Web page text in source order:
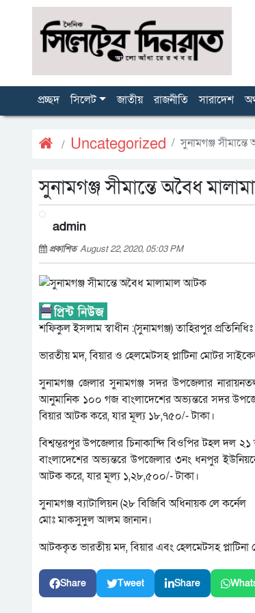
প্রচ্ছদ সিলেট জাতীয় রাজনীতি সারাদেশ
Uncategorized সুনামগঞ্জ
সুনামগঞ্জ সীমান্তে অবৈধ
admin
প্রকাশিতAugust 22, 2020, 05:03 PM
শফিকুল ইসলাম স্বাধীন :(সুনামগঞ্জ) তাহিরপুর প্রতিনিধিঃ
ভারতীয় মদ, বিয়ার ও হেলমেটসহ প্লাটিনা মোটর
সুনামগঞ্জ জেলার সুনামগঞ্জ সদর উপজেলার
আনুমানিক ১০০ গজ বাংলাদেশের অভ্যন্তরে সদর
বিয়ার আটক করে, যার মূল্য ১৮,৭৫০/- টাকা।
বিশ্বম্ভরপুর উপজেলার চিনাকান্দি বিওপির টহল দল
বাংলাদেশের অভ্যন্তরে উপজেলার ৩নং ধনপুর
আটক করে, যার মূল্য ১,২৮,৫০০/- টাকা।
সুনামগঞ্জ ব্যাটালিয়ন (২৮ বিজিবি অধিনায়ক লে কর্নেল
মোঃ মাকসুদুল আলম জানান।
আটককৃত ভারতীয় মদ, বিয়ার এবং হেলমেটসহ প্লাটিনা
Share Tweet Share